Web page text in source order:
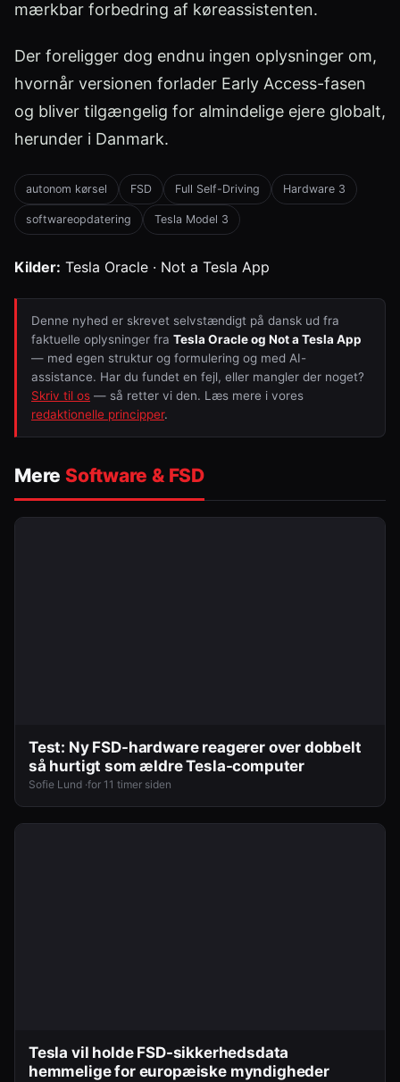
mærkbar forbedring af køreassistenten.
Der foreligger dog endnu ingen oplysninger om,
hvornår versionen forlader Early Access-fasen
og bliver tilgængelig for almindelige ejere globalt,
herunder i Danmark.
autonom kørsel FSD Full Self-Driving Hardware 3
softwareopdatering Tesla Model 3
Kilder: Tesla Oracle · Not a Tesla App
Denne nyhed er skrevet selvstændigt på dansk ud fra
faktuelle oplysninger fra Tesla Oracle og Not a Tesla App
— med egen struktur og formulering og med AI-
assistance. Har du fundet en fejl, eller mangler der noget?
Skriv til os — så retter vi den. Læs mere i vores
redaktionelle principper.
Mere Software & FSD
Test: Ny FSD-hardware reagerer over dobbelt
så hurtigt som ældre Tesla-computer
Sofie Lund ·for 11 timer siden
Tesla vil holde FSD-sikkerhedsdata
hemmelige for europæiske myndigheder